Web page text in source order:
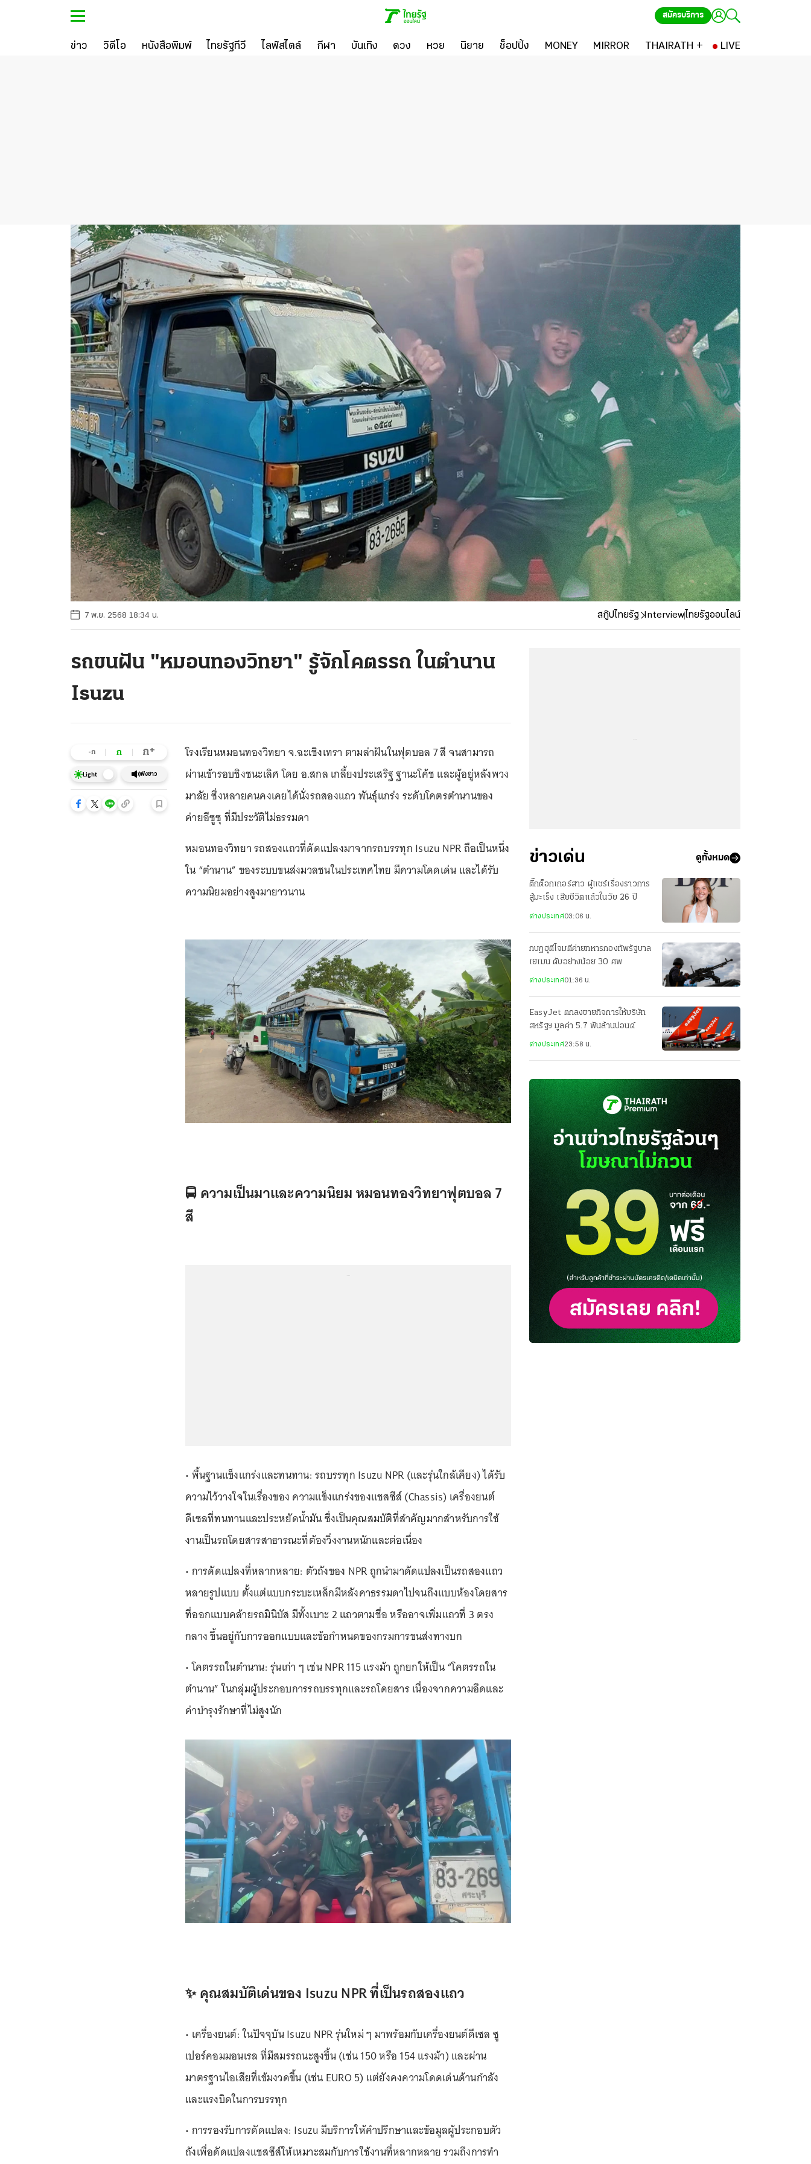
สมัครบริการ
ข่าว วิดีโอ หนังสือพิมพ์ ไทยรัฐทีวี ไลฟ์สไตล์ กีฬา บันเทิง ดวง หวย นิยาย ช็อปปิ้ง MONEY MIRROR THAIRATH + LIVE
7 พ.ย. 2568 18:34 น. สกู๊ปไทยรัฐ Interviewไทยรัฐออนไลน์
รถขนฝัน "หมอนทองวิทยา" รู้จักโคตรรถ ในตำนาน
Isuzu
-ก ก ก+
Light ฟังข่าว
โรงเรียนหมอนทองวิทยา จ.ฉะเชิงเทรา ตามล่าฝันในฟุตบอล 7 สี จนสามารถ
ผ่านเข้ารอบชิงชนะเลิศ โดย อ.สกล เกลี้ยงประเสริฐ ฐานะโค้ช และผู้อยู่หลังพวง
มาลัย ซึ่งหลายคนคงเคยได้นั่งรถสองแถว พันธุ์แกร่ง ระดับโคตรตำนานของ
ค่ายอีซูซุ ที่มีประวัติไม่ธรรมดา
หมอนทองวิทยา รถสองแถวที่ดัดแปลงมาจากรถบรรทุก Isuzu NPR ถือเป็นหนึ่ง
ใน “ตำนาน” ของระบบขนส่งมวลชนในประเทศไทย มีความโดดเด่น และได้รับ
ความนิยมอย่างสูงมายาวนาน
🚍 ความเป็นมาและความนิยม หมอนทองวิทยาฟุตบอล 7
สี
• พื้นฐานแข็งแกร่งและทนทาน: รถบรรทุก Isuzu NPR (และรุ่นใกล้เคียง) ได้รับ
ความไว้วางใจในเรื่องของ ความแข็งแกร่งของแชสซีส์ (Chassis) เครื่องยนต์
ดีเซลที่ทนทานและประหยัดน้ำมัน ซึ่งเป็นคุณสมบัติที่สำคัญมากสำหรับการใช้
งานเป็นรถโดยสารสาธารณะที่ต้องวิ่งงานหนักและต่อเนื่อง
• การดัดแปลงที่หลากหลาย: ตัวถังของ NPR ถูกนำมาดัดแปลงเป็นรถสองแถว
หลายรูปแบบ ตั้งแต่แบบกระบะเหล็กมีหลังคาธรรมดาไปจนถึงแบบห้องโดยสาร
ที่ออกแบบคล้ายรถมินิบัส มีทั้งเบาะ 2 แถวตามชื่อ หรืออาจเพิ่มแถวที่ 3 ตรง
กลาง ขึ้นอยู่กับการออกแบบและข้อกำหนดของกรมการขนส่งทางบก
• โคตรรถในตำนาน: รุ่นเก่า ๆ เช่น NPR 115 แรงม้า ถูกยกให้เป็น “โคตรรถใน
ตำนาน” ในกลุ่มผู้ประกอบการรถบรรทุกและรถโดยสาร เนื่องจากความอึดและ
ค่าบำรุงรักษาที่ไม่สูงนัก
✨ คุณสมบัติเด่นของ Isuzu NPR ที่เป็นรถสองแถว
• เครื่องยนต์: ในปัจจุบัน Isuzu NPR รุ่นใหม่ ๆ มาพร้อมกับเครื่องยนต์ดีเซล ซู
เปอร์คอมมอนเรล ที่มีสมรรถนะสูงขึ้น (เช่น 150 หรือ 154 แรงม้า) และผ่าน
มาตรฐานไอเสียที่เข้มงวดขึ้น (เช่น EURO 5) แต่ยังคงความโดดเด่นด้านกำลัง
และแรงบิดในการบรรทุก
• การรองรับการดัดแปลง: Isuzu มีบริการให้คำปรึกษาและข้อมูลผู้ประกอบตัว
ถังเพื่อดัดแปลงแชสซีส์ให้เหมาะสมกับการใช้งานที่หลากหลาย รวมถึงการทำ
ข่าวเด่น ดูทั้งหมด
ติ๊กต็อกเกอร์สาว ผู้แชร์เรื่องราวการ
สู้มะเร็ง เสียชีวิตแล้วในวัย 26 ปี
ต่างประเทศ03:06 น.
กบฏฮูตีโจมตีค่ายทหารกองทัพรัฐบาล
เยเมน ดับอย่างน้อย 30 ศพ
ต่างประเทศ01:36 น.
EasyJet ตกลงขายกิจการให้บริษัท
สหรัฐฯ มูลค่า 5.7 พันล้านปอนด์
ต่างประเทศ23:58 น.